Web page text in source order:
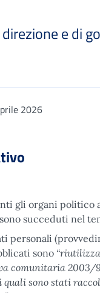
e di
2026
gli organi
succeduti nel
personali
sono
comunitaria 2003/
sono stati